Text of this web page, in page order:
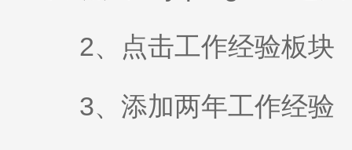
2、点击工作经验板块
3、添加两年工作经验